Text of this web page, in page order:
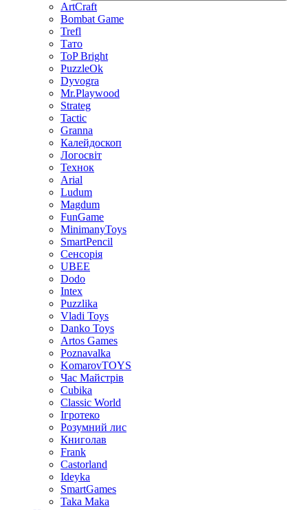
ArtCraft
Bombat Game
Trefl
Тато
ToP Bright
PuzzleOk
Dyvogra
Mr.Playwood
Strateg
Tactic
Granna
Калейдоскоп
Логосвіт
Технок
Arial
Ludum
Magdum
FunGame
MinimanyToys
SmartPencil
Сенсорія
UBEE
Dodo
Intex
Puzzlika
Vladi Toys
Danko Toys
Artos Games
Poznavalka
KomarovTOYS
Час Майстрів
Cubika
Classic World
Ігротеко
Розумний лис
Книголав
Frank
Castorland
Ideyka
SmartGames
Taka Maka